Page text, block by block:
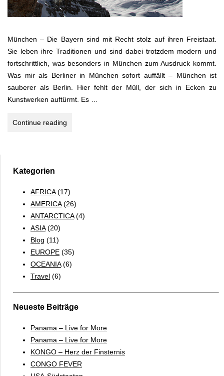
München – Die Bayern sind mit Recht stolz auf ihren Freistaat.
Sie leben ihre Traditionen und sind dabei trotzdem modern und
fortschrittlich, was besonders in München zum Ausdruck kommt.
Was mir als Berliner in München sofort auffällt – München ist
sauberer als Berlin. Hier fehlt der Müll, der sich in Ecken zu
Kunstwerken auftürmt. Es …
Continue reading
Kategorien
AFRICA(17)
AMERICA(26)
ANTARCTICA(4)
ASIA(20)
Blog (11)
EUROPE (35)
OCEANIA(6)
Travel (6)
Neueste Beiträge
Panama – Live for More
Panama – Live for More
KONGO – Herz der Finsternis
CONGO FEVER